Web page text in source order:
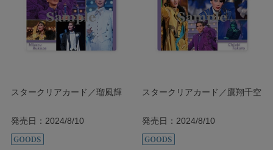
スタークリアカード／瑠風輝
発売日：2024/8/10
スタークリアカード／鷹翔千空
発売日：2024/8/10